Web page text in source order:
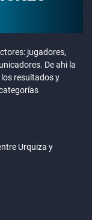
jugadores,
De ahi la
resultados y
Urquiza y